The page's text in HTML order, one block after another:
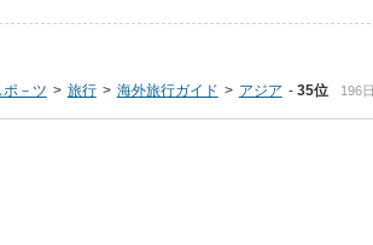
－ツ 旅行 海外旅行ガイド アジア 35位 196